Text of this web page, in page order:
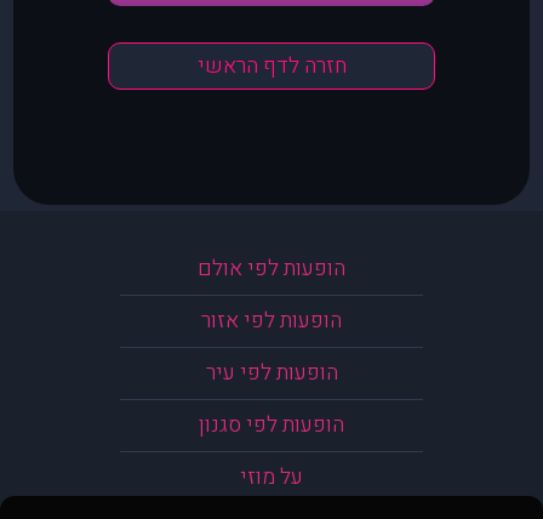
חזרה לדף הראשי
הופעות לפי אולם
הופעות לפי אזור
הופעות לפי עיר
הופעות לפי סגנון
על מוזי